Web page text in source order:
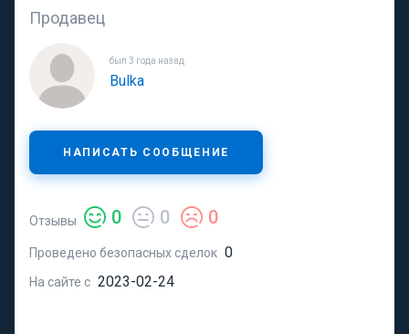
Продавец
был 3 года назад
Bulka
НАПИСАТЬ СООБЩЕНИЕ
Отзывы 0 0 0
Проведено безопасных сделок 0
На сайте с 2023-02-24